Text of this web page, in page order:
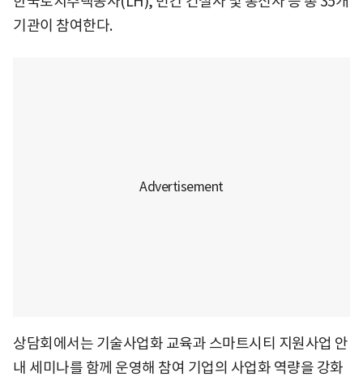
기관이 참여한다.
상담회에서는 기술사업화 교육과 스마트시티 지원사업 안
내 세미나를 함께 운영해 참여 기업의 사업화 역량을 강화